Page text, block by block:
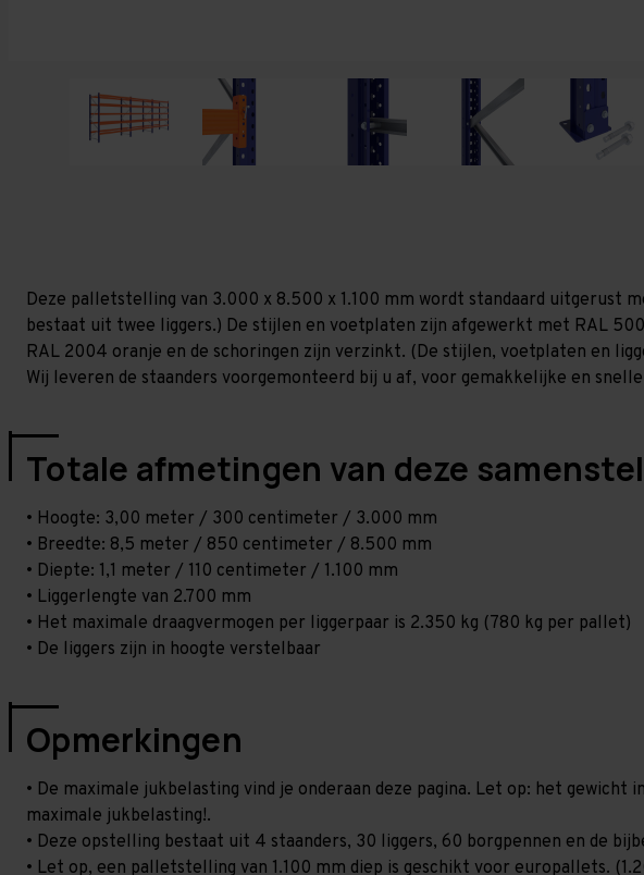
Deze palletstelling van 3.000 x 8.500 x 1.100 mm wordt standaard uitgerust
bestaat uit twee liggers.) De stijlen en voetplaten zijn afgewerkt met RAL
RAL 2004 oranje en de schoringen zijn verzinkt. (De stijlen, voetplaten en
Wij leveren de staanders voorgemonteerd bij u af, voor gemakkelijke en
Totale afmetingen van deze
• Hoogte: 3,00 meter / 300 centimeter / 3.000 mm
• Breedte: 8,5 meter / 850 centimeter / 8.500 mm
• Diepte: 1,1 meter / 110 centimeter / 1.100 mm
• Liggerlengte van 2.700 mm
• Het maximale draagvermogen per liggerpaar is 2.350 kg (780 kg per pallet)
• De liggers zijn in hoogte verstelbaar
Opmerkingen
• De maximale jukbelasting vind je onderaan deze pagina. Let op: het gewicht
maximale jukbelasting!.
• Deze opstelling bestaat uit 4 staanders, 30 liggers, 60 borgpennen en de
• Let op, een palletstelling van 1.100 mm diep is geschikt voor europallets.